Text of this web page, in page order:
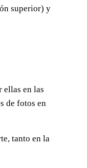
superior) y
ellas en las
de fotos en
tanto en la